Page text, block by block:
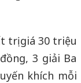
trị giá 30 triệu
3 giải Ba
khích mỗi